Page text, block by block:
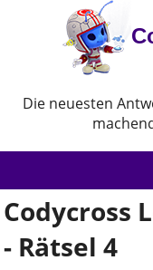
Die neuesten
Codycross
- Rätsel 4